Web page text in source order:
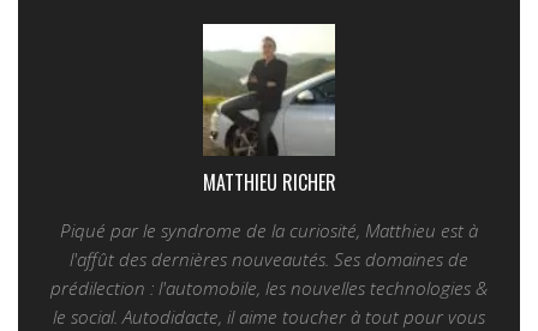
MATTHIEU RICHER
Piqué par le syndrome de la curiosité, Matthieu est à
l'affût des dernières nouveautés. Ses domaines de
prédilection : l'automobile, les nouvelles technologies &
le social. Autodidacte, il aime toucher à tout pour vous